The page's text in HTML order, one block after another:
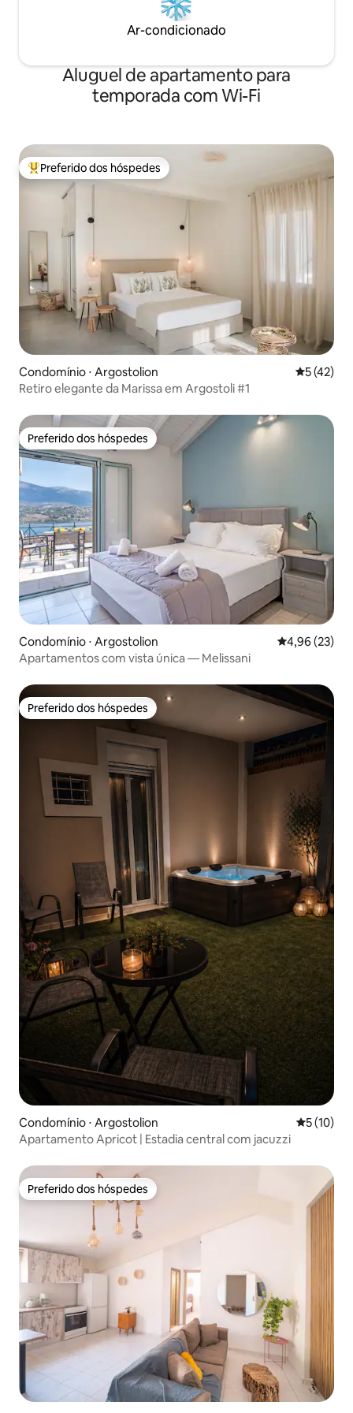
Ar-condicionado
Aluguel de apartamento para
temporada com Wi-Fi
Entre os melhores preferidos dos hóspedes
Preferido dos hóspedes
Condomínio ⋅ Argostolion 5 de uma
5 (42)
Retiro elegante da Marissa em Argostoli #1
Preferido dos hóspedes
Preferido dos hóspedes
Condomínio ⋅ Argostolion 4,96 de uma
4,96 (23)
Apartamentos com vista única — Melissani
Preferido dos hóspedes
Preferido dos hóspedes
Condomínio ⋅ Argostolion 5 de uma
5 (10)
Apartamento Apricot | Estadia central com jacuzzi
Preferido dos hóspedes
Preferido dos hóspedes